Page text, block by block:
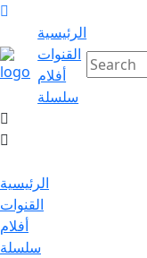
الرئيسية
القنوات
أفلام
سلسلة
الرئيسية
القنوات
أفلام
سلسلة